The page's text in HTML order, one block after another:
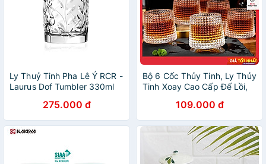
Ly Thuỷ Tinh Pha Lê Ý RCR -
Laurus Dof Tumbler 330ml
275.000 đ
Bộ 6 Cốc Thủy Tinh, Ly Thủy
Tinh Xoay Cao Cấp Đế Lồi,
Dày Dặn Chịu Nhiệt Tốt
109.000 đ